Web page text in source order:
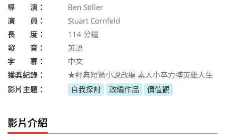
導 演：
Ben Stiller
演 員：
Stuart Cornfeld
長 度：
114 分鐘
發 音：
英語
字 幕：
中文
獲獎紀錄：
★經典短篇小說改編 素人小卒力搏英雄人生
影片主題：
自我探討 改編作品 價值觀
影片介紹